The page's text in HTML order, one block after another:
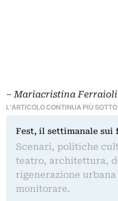
– Mariacristina Ferraioli
L'ARTICOLO CONTINUA PIÙ SOTTO
Fest, il settimanale
Scenari, politiche
teatro, architettura,
rigenerazione
monitorare.